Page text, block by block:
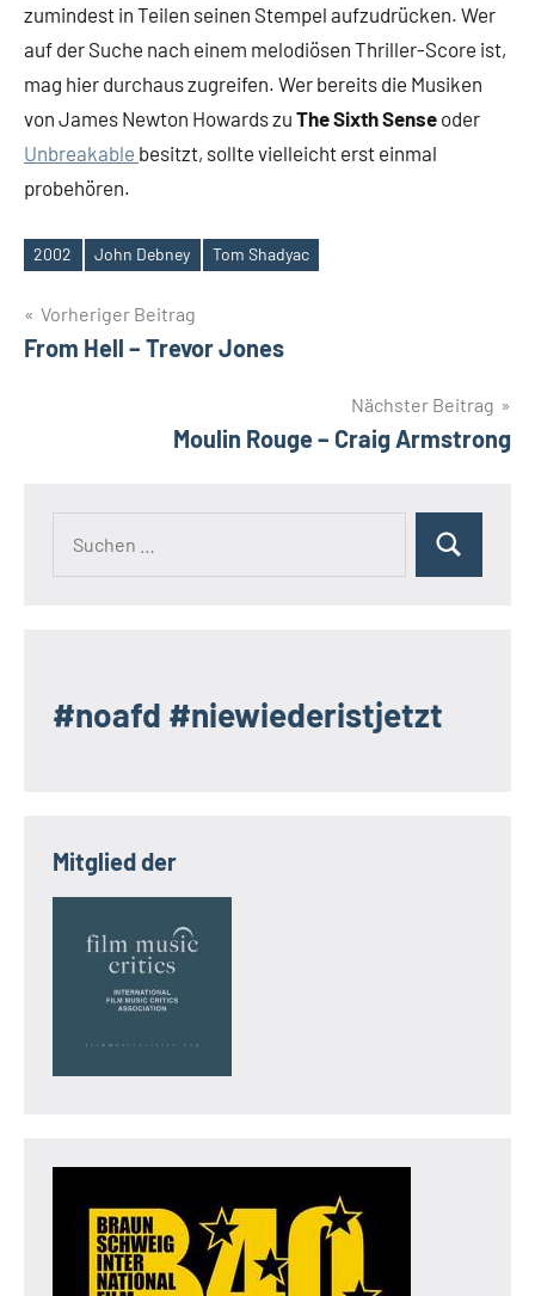
zumindest in Teilen seinen Stempel aufzudrücken. Wer
auf der Suche nach einem melodiösen Thriller-Score ist,
mag hier durchaus zugreifen. Wer bereits die Musiken
von James Newton Howards zu The Sixth Sense oder
Unbreakable besitzt, sollte vielleicht erst einmal
probehören.
Schlagwörter
2002 John Debney Tom Shadyac
Beitragsnavigation
Vorheriger Beitrag
From Hell – Trevor Jones
Nächster Beitrag
Moulin Rouge – Craig Armstrong
Suchen
#noafd #niewiederistjetzt
Mitglied der